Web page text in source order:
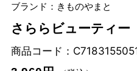
ブランド：きものやまと
さららビューティ
商品コード：